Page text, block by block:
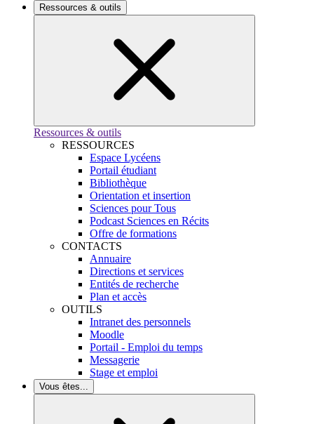
Ressources & outils
Ressources & outils
RESSOURCES
Espace Lycéens
Portail étudiant
Bibliothèque
Orientation et insertion
Sciences pour Tous
Podcast Sciences en Récits
Offre de formations
CONTACTS
Annuaire
Directions et services
Entités de recherche
Plan et accès
OUTILS
Intranet des personnels
Moodle
Portail - Emploi du temps
Messagerie
Stage et emploi
Vous êtes...